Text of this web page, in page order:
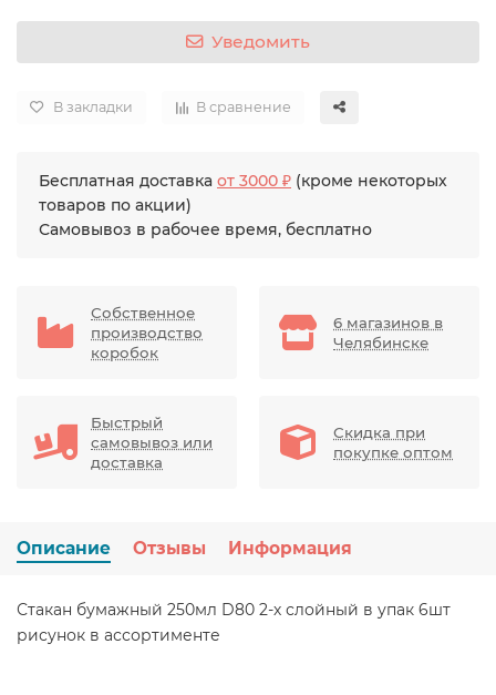
Уведомить
В закладки В сравнение
Бесплатная доставка от 3000 ₽ (кроме некоторых
товаров по акции)
Самовывоз в рабочее время, бесплатно
Собственное
производство
коробок
6 магазинов в
Челябинске
Быстрый
самовывоз или
доставка
Скидка при
покупке оптом
Описание Отзывы Информация
Стакан бумажный 250мл D80 2-х слойный в упак 6шт
рисунок в ассортименте